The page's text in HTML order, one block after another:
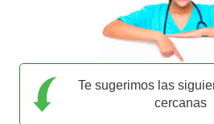
Te sugerimos las
cercanas